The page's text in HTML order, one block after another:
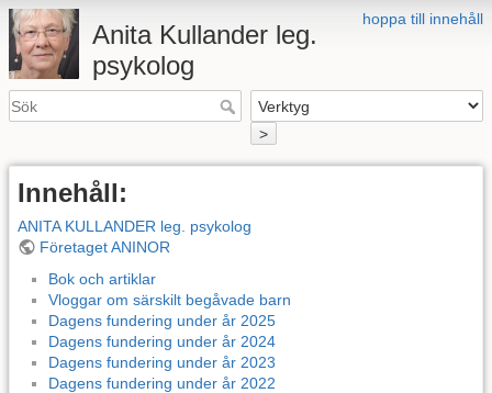
hoppa till innehåll
Anita Kullander leg.
psykolog
>
Innehåll:
ANITA KULLANDER leg. psykolog
Företaget ANINOR
Bok och artiklar
Vloggar om särskilt begåvade barn
Dagens fundering under år 2025
Dagens fundering under år 2024
Dagens fundering under år 2023
Dagens fundering under år 2022